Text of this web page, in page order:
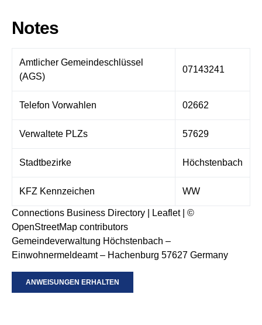
Notes
Amtlicher Gemeindeschlüssel
(AGS)
07143241
Telefon Vorwahlen 02662
Verwaltete PLZs 57629
Stadtbezirke Höchstenbach
KFZ Kennzeichen WW
Connections Business Directory Leaflet| ©
OpenStreetMap contributors
Gemeindeverwaltung Höchstenbach –
Einwohnermeldeamt – Hachenburg 57627 Germany
ANWEISUNGEN ERHALTEN